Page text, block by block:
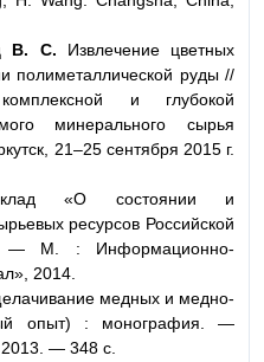
В. С. Извлечение цветных
полиметаллической руды //
и глубокой
минерального сырья
21–25 сентября 2015 г.
«О состоянии и
ресурсов Российской
— М. : Информационно-
2014.
медных и медно-
опыт) : монография. —
— 348 с.